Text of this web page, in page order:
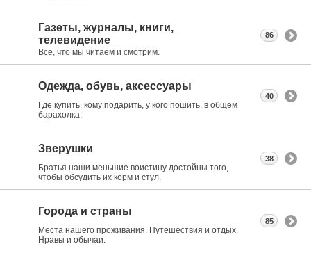
Газеты, журналы, книги,
телевидение
Все, что мы читаем и смотрим.
86
Одежда, обувь, аксессуары
Где купить, кому подарить, у кого пошить, в общем
барахолка.
40
Зверушки
Братья наши меньшие воистину достойны того,
чтобы обсудить их корм и стул.
38
Города и страны
Места нашего проживания. Путешествия и отдых.
Нравы и обычаи.
85